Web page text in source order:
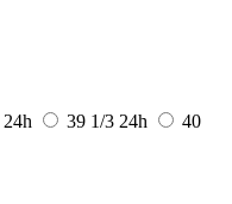
24h 39 1/3 24h
40